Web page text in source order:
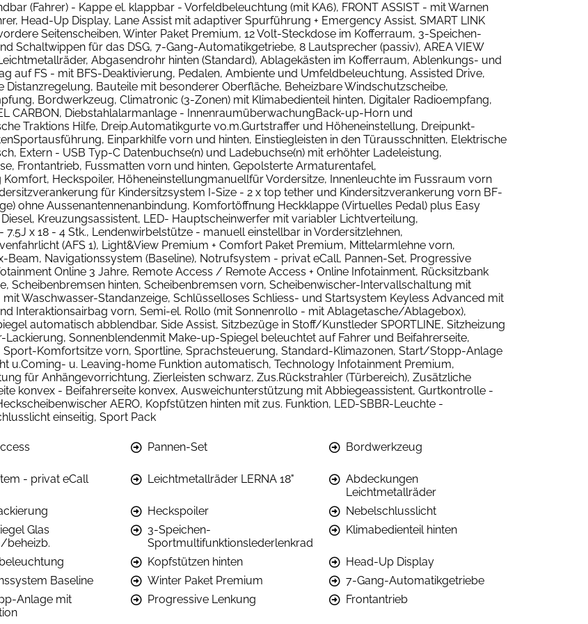
(Fahrer) - Kappe el. klappbar - Vorfeldbeleuchtung (mit KA6), FRONT ASSIST - mit Warnen
Head-Up Display, Lane Assist mit adaptiver Spurführung + Emergency Assist, SMART LINK
Seitenscheiben, Winter Paket Premium, 12 Volt-Steckdose im Kofferraum, 3-Speichen-
Schaltwippen für das DSG, 7-Gang-Automatikgetriebe, 8 Lautsprecher (passiv), AREA VIEW
Abgasendrohr hinten (Standard), Ablagekästen im Kofferraum, Ablenkungs- und
auf FS - mit BFS-Deaktivierung, Pedalen, Ambiente und Umfeldbeleuchtung, Assisted Drive,
Bauteile mit besonderer Oberfläche, Beheizbare Windschutzscheibe,
Bordwerkzeug, Climatronic (3-Zonen) mit Klimabedienteil hinten, Digitaler Radioempfang,
CARBON, Diebstahlalarmanlage - InnenraumüberwachungBack-up-Horn und
Traktions Hilfe, Dreip.Automatikgurte vo.m.Gurtstraffer und Höheneinstellung, Dreipunkt-
Einparkhilfe vorn und hinten, Einstiegleisten in den Türausschnitten, Elektrische
Extern - USB Typ-C Datenbuchse(n) und Ladebuchse(n) mit erhöhter Ladeleistung,
Frontantrieb, Fussmatten vorn und hinten, Gepolsterte Armaturentafel,
Heckspoiler, Höheneinstellungmanuellfür Vordersitze, Innenleuchte im Fussraum vorn
für Kindersitzsystem I-Size - 2 x top tether und Kindersitzverankerung vorn BF-
ohne Aussenantennenanbindung, Komfortöffnung Heckklappe (Virtuelles Pedal) plus Easy
Kreuzungsassistent, LED- Hauptscheinwerfer mit variabler Lichtverteilung,
x 18 - 4 Stk., Lendenwirbelstütze - manuell einstellbar in Vordersitzlehnen,
(AFS 1), Light&View Premium + Comfort Paket Premium, Mittelarmlehne vorn,
Navigationssystem (Baseline), Notrufsystem - privat eCall, Pannen-Set, Progressive
Online 3 Jahre, Remote Access / Remote Access + Online Infotainment, Rücksitzbank
Scheibenbremsen hinten, Scheibenbremsen vorn, Scheibenwischer-Intervallschaltung mit
Waschwasser-Standanzeige, Schlüsselloses Schliess- und Startsystem Keyless Advanced mit
Interaktionsairbag vorn, Semi-el. Rollo (mit Sonnenrollo - mit Ablagetasche/Ablagebox),
automatisch abblendbar, Side Assist, Sitzbezüge in Stoff/Kunstleder SPORTLINE, Sitzheizung
Sonnenblendenmit Make-up-Spiegel beleuchtet auf Fahrer und Beifahrerseite,
Sport-Komfortsitze vorn, Sportline, Sprachsteuerung, Standard-Klimazonen, Start/Stopp-Anlage
u.Coming- u. Leaving-home Funktion automatisch, Technology Infotainment Premium,
für Anhängevorrichtung, Zierleisten schwarz, Zus.Rückstrahler (Türbereich), Zusätzliche
konvex - Beifahrerseite konvex, Ausweichunterstützung mit Abbiegeassistent, Gurtkontrolle -
AERO, Kopfstützen hinten mit zus. Funktion, LED-SBBR-Leuchte -
einseitig, Sport Pack
Pannen-Set Bordwerkzeug
- privat eCall Leichtmetallräder LERNA 18"
Abdeckungen
Leichtmetallräder
Heckspoiler
Nebelschlusslicht
Glas
beheizb.
3-Speichen-
Sportmultifunktionslederlenkrad
Klimabedienteil hinten
Kopfstützen hinten
Head-Up Display
Baseline Winter Paket Premium
7-Gang-Automatikgetriebe
Anlage mit
Progressive Lenkung Frontantrieb